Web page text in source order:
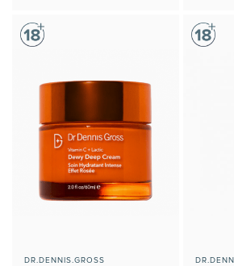
DR.DENNIS.GROSS